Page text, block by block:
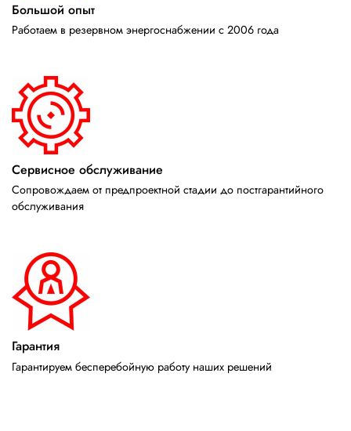
Большой опыт
Работаем в резервном энергоснабжении с 2006 года
Сервисное обслуживание
Сопровождаем от предпроектной стадии до постгарантийного
обслуживания
Гарантия
Гарантируем бесперебойную работу наших решений